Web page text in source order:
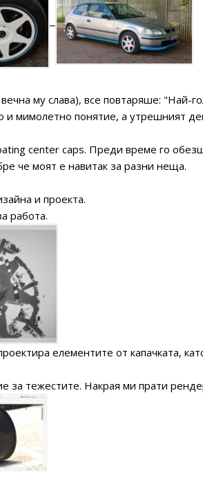
му слава), все повтаряше: "Най-
мимолетно понятие, а утрешният
center caps. Преди време го
че моят е навитак за разни неща.
и проекта.
работа.
елементите от капачката,
тежестите. Накрая ми прати